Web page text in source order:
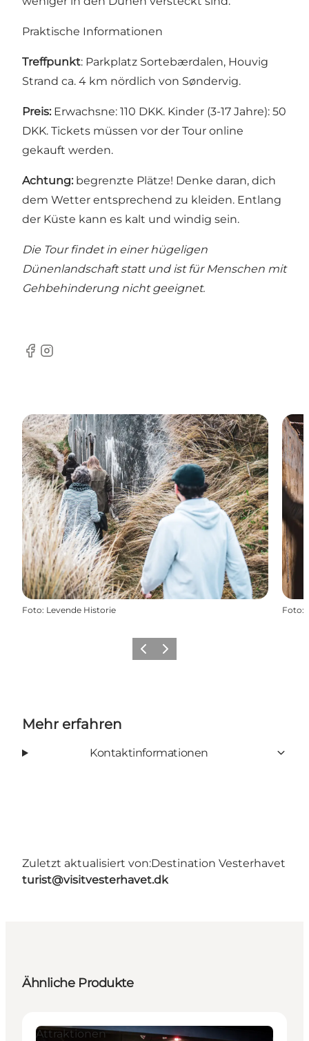
Praktische Informationen
Treffpunkt: Parkplatz Sortebærdalen, Houvig
Strand ca. 4 km nördlich von Søndervig.
Preis: Erwachsne: 110 DKK. Kinder (3-17 Jahre): 50
DKK. Tickets müssen vor der Tour online
gekauft werden.
Achtung: begrenzte Plätze! Denke daran, dich
dem Wetter entsprechend zu kleiden. Entlang
der Küste kann es kalt und windig sein.
Die Tour findet in einer hügeligen
Dünenlandschaft statt und ist für Menschen mit
Gehbehinderung nicht geeignet.
Facebook
Instagram
Foto: Levende Historie Foto:
ZurückWeiter
Mehr erfahren
Kontaktinformationen
Zuletzt aktualisiert von:Destination Vesterhavet
turist@visitvesterhavet.dk
Ähnliche Produkte
Attraktionen